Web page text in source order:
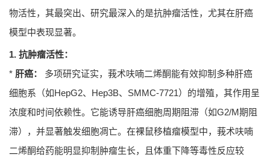
物活性，其最突出、研究最深入的是抗肿瘤活性，尤其在肝癌
模型中表现显著。
1. 抗肿瘤活性：
* 肝癌：
多项研究证实，莪术呋喃二烯酮能有效抑制多种肝癌
细胞系（如HepG2、Hep3B、SMMC-7721）的增殖，其作用呈
浓度和时间依赖性。它能诱导肝癌细胞周期阻滞（如G2/M期阻
滞），并显著触发细胞凋亡。在裸鼠移植瘤模型中，莪术呋喃
二烯酮给药能明显抑制肿瘤生长，且体重下降等毒性反应较